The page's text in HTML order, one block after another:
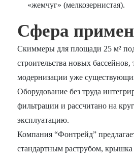
«жемчуг» (мелкозернистая).
Сфера
Скиммеры для площади 25 м²
строительства новых бассейнов,
модернизации уже
Оборудование без труда
фильтрации и рассчитано на
эксплуатацию.
Компания “Фонтрейд”
стандартным раструбом, крышка